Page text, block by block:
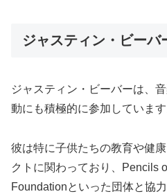
ジャスティン・ビーバ
ジャスティン・ビーバーは、
動にも積極的に参加しています
彼は特に子供たちの教育や健
クトに関わっており、Pencils
Foundationといった団体と協